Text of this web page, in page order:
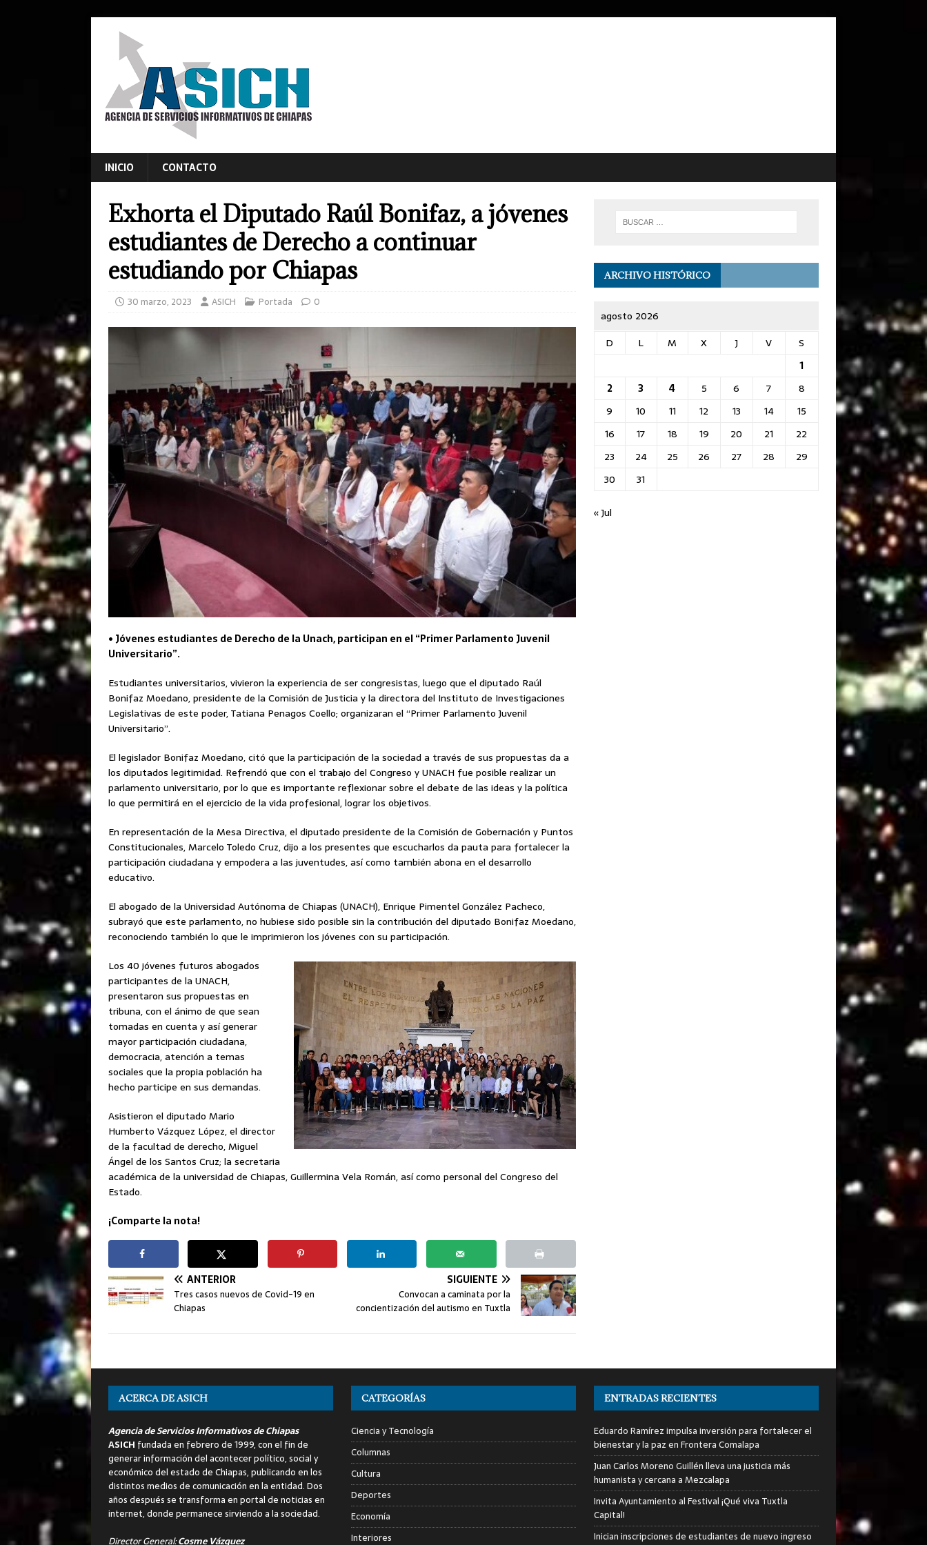
INICIO CONTACTO
Exhorta el Diputado Raúl Bonifaz, a jóvenes
estudiantes de Derecho a continuar
estudiando por Chiapas
30 marzo, 2023 ASICH Portada 0
• Jóvenes estudiantes de Derecho de la Unach, participan en el “Primer Parlamento Juvenil
Universitario”.
Estudiantes universitarios, vivieron la experiencia de ser congresistas, luego que el diputado Raúl
Bonifaz Moedano, presidente de la Comisión de Justicia y la directora del Instituto de Investigaciones
Legislativas de este poder, Tatiana Penagos Coello; organizaran el “Primer Parlamento Juvenil
Universitario”.
El legislador Bonifaz Moedano, citó que la participación de la sociedad a través de sus propuestas da a
los diputados legitimidad. Refrendó que con el trabajo del Congreso y UNACH fue posible realizar un
parlamento universitario, por lo que es importante reflexionar sobre el debate de las ideas y la política
lo que permitirá en el ejercicio de la vida profesional, lograr los objetivos.
En representación de la Mesa Directiva, el diputado presidente de la Comisión de Gobernación y Puntos
Constitucionales, Marcelo Toledo Cruz, dijo a los presentes que escucharlos da pauta para fortalecer la
participación ciudadana y empodera a las juventudes, así como también abona en el desarrollo
educativo.
El abogado de la Universidad Autónoma de Chiapas (UNACH), Enrique Pimentel González Pacheco,
subrayó que este parlamento, no hubiese sido posible sin la contribución del diputado Bonifaz Moedano,
reconociendo también lo que le imprimieron los jóvenes con su participación.
Los 40 jóvenes futuros abogados
participantes de la UNACH,
presentaron sus propuestas en
tribuna, con el ánimo de que sean
tomadas en cuenta y así generar
mayor participación ciudadana,
democracia, atención a temas
sociales que la propia población ha
hecho participe en sus demandas.
Asistieron el diputado Mario
Humberto Vázquez López, el director
de la facultad de derecho, Miguel
Ángel de los Santos Cruz; la secretaria
académica de la universidad de Chiapas, Guillermina Vela Román, así como personal del Congreso del
Estado.
¡Comparte la nota!
ANTERIOR
Tres casos nuevos de Covid-19 en
Chiapas
SIGUIENTE
Convocan a caminata por la
concientización del autismo en Tuxtla
ARCHIVO HISTÓRICO
agosto 2026
D
L M X J V
S
1
2
3 4 5 6 7
8
9
10 11 12 13 14
15
16
17 18 19 20 21
22
23
24 25 26 27 28
29
30
31
« Jul
ACERCA DE ASICH
Agencia de Servicios Informativos de Chiapas
ASICH fundada en febrero de 1999, con el fin de
generar información del acontecer político, social y
económico del estado de Chiapas, publicando en los
distintos medios de comunicación en la entidad. Dos
años después se transforma en portal de noticias en
internet, donde permanece sirviendo a la sociedad.
Director General:Cosme Vázquez
CATEGORÍAS
Ciencia y Tecnología
Columnas
Cultura
Deportes
Economía
Interiores
ENTRADAS RECIENTES
Eduardo Ramírez impulsa inversión para fortalecer el
bienestar y la paz en Frontera Comalapa
Juan Carlos Moreno Guillén lleva una justicia más
humanista y cercana a Mezcalapa
Invita Ayuntamiento al Festival ¡Qué viva Tuxtla
Capital!
Inician inscripciones de estudiantes de nuevo ingreso